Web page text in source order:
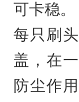
可卡稳。
每只刷
盖，在
防尘作